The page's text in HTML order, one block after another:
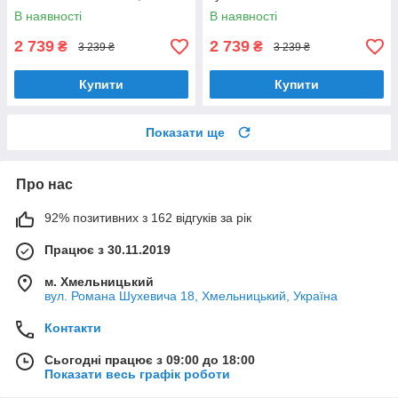
шириною 60 см, під навісну
шафу
В наявності
2 739 ₴ 3 239 ₴
Купити
LUX, шириною 60 см
В наявності
2 739 ₴ 3 239 ₴
Купити
Показати ще
Про нас
92% позитивних з 162 відгуків за рік
Працює з 30.11.2019
м. Хмельницький
вул. Романа Шухевича 18, Хмельницький, Україна
Контакти
Сьогодні працює з 09:00 до 18:00
Показати весь графік роботи